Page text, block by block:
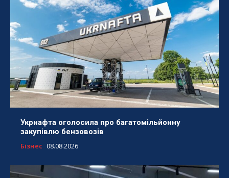
Укрнафта оголосила про багатомільйонну
закупівлю бензовозів
Бізнес 08.08.2026